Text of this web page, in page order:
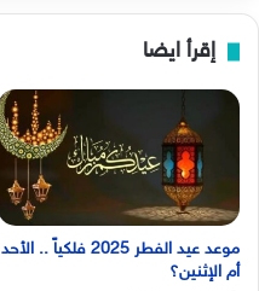
إقرأ ايضا
موعد عيد الفطر 2025 فلكياً .. الأحد
أم الإثنين؟